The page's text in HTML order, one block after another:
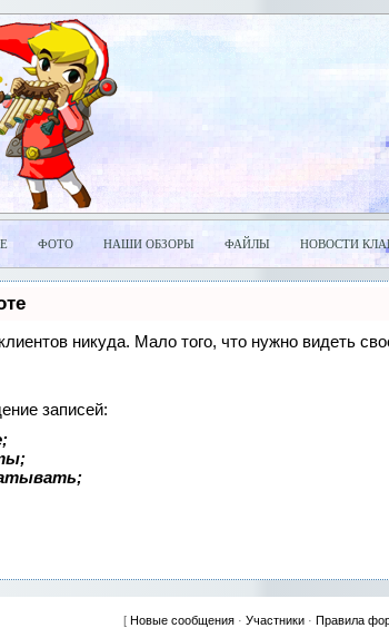
ФОТО НАШИ ОБЗОРЫ ФАЙЛЫ НОВОСТИ
никуда. Мало того, что нужно видеть
записей:
[ Новые сообщения · Участники · Правила